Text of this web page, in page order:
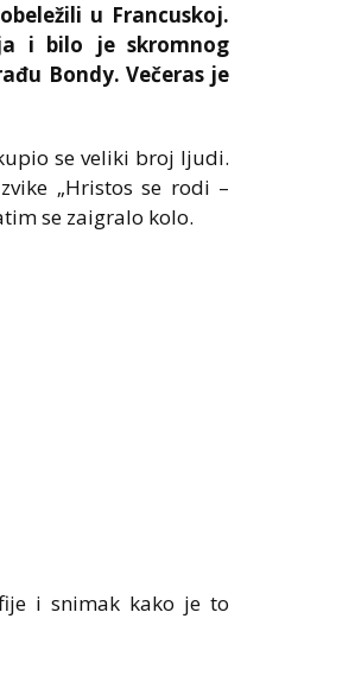
u Francuskoj.
i bilo je skromnog
Bondy. Večeras je
se veliki broj ljudi.
„Hristos se rodi –
se zaigralo kolo.
i snimak kako je to